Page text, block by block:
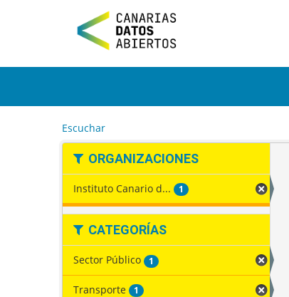
t
Escuchar
ORGANIZACIONES
Instituto Canario d... 1
CATEGORÍAS
Sector Público 1
Transporte 1